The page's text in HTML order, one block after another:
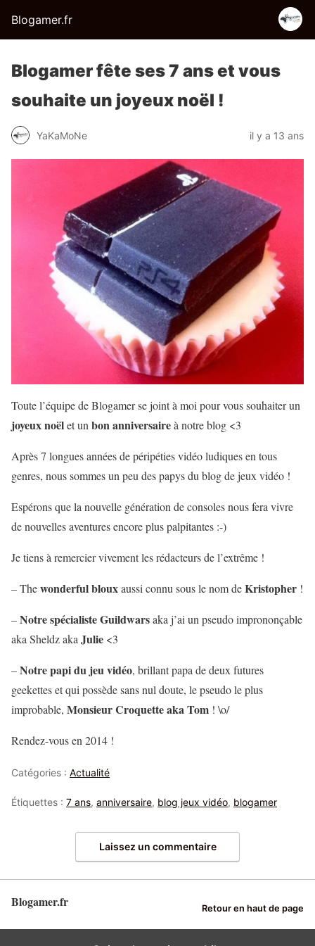
Blogamer.fr
Blogamer fête ses 7 ans et vous
souhaite un joyeux noël !
YaKaMoNe il y a 13 ans
Toute l’équipe de Blogamer se joint à moi pour vous souhaiter un
joyeux noëlet un bon anniversaireà notre blog <3
Après 7 longues années de péripéties vidéo ludiques en tous
genres, nous sommes un peu des papys du blog de jeux vidéo !
Espérons que la nouvelle génération de consoles nous fera vivre
de nouvelles aventures encore plus palpitantes :-)
Je tiens à remercier vivement les rédacteurs de l’extrême !
– Thewonderful blouxaussi connu sous le nom deKristopher !
–Notre spécialiste Guildwarsaka j’ai un pseudo imprononçable
aka Sheldz aka Julie <3
–Notre papi du jeu vidéo, brillant papa de deux futures
geekettes et qui possède sans nul doute, le pseudo le plus
improbable, Monsieur Croquette aka Tom ! \o/
Rendez-vous en 2014 !
Catégories : Actualité
Étiquettes : 7 ans, anniversaire, blog jeux vidéo, blogamer
Laissez un commentaire
Blogamer.fr Retour en haut de page